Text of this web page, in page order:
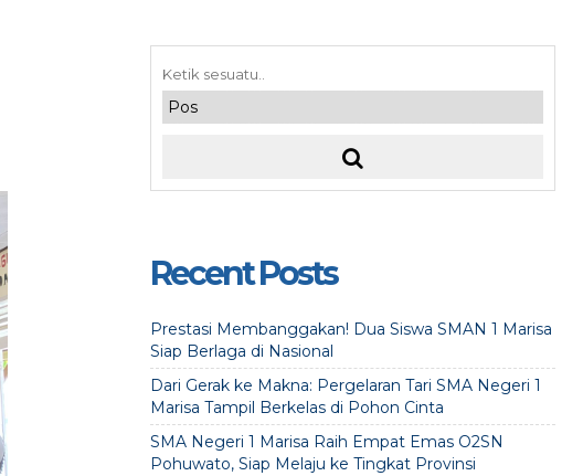
Recent Posts
Prestasi Membanggakan! Dua Siswa SMAN 1 Marisa
Siap Berlaga di Nasional
Dari Gerak ke Makna: Pergelaran Tari SMA Negeri 1
Marisa Tampil Berkelas di Pohon Cinta
SMA Negeri 1 Marisa Raih Empat Emas O2SN
Pohuwato, Siap Melaju ke Tingkat Provinsi